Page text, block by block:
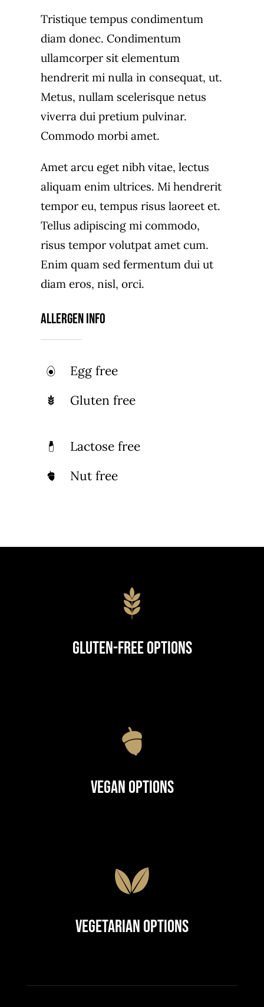
Tristique tempus condimentum
diam donec. Condimentum
ullamcorper sit elementum
hendrerit mi nulla in consequat, ut.
Metus, nullam scelerisque netus
viverra dui pretium pulvinar.
Commodo morbi amet.
Amet arcu eget nibh vitae, lectus
aliquam enim ultrices. Mi hendrerit
tempor eu, tempus risus laoreet et.
Tellus adipiscing mi commodo,
risus tempor volutpat amet cum.
Enim quam sed fermentum dui ut
diam eros, nisl, orci.
Allergen Info
Egg free
Gluten free
Lactose free
Nut free
Gluten-Free Options
Vegan Options
Vegetarian Options